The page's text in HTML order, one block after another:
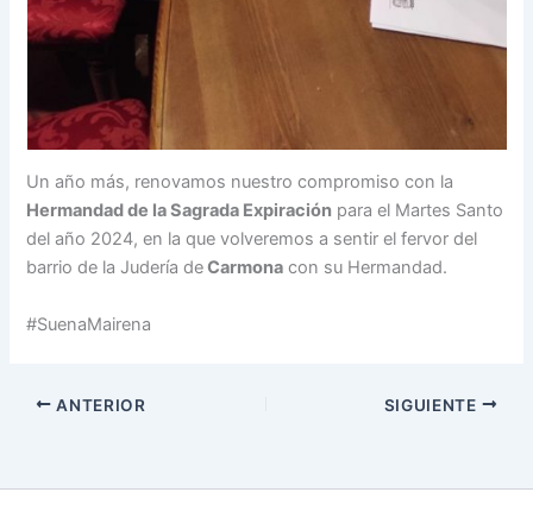
Un año más, renovamos nuestro compromiso con la
Hermandad de la Sagrada Expiración para el Martes Santo
del año 2024, en la que volveremos a sentir el fervor del
barrio de la Judería deCarmona con su Hermandad.
#SuenaMairena
ANTERIOR SIGUIENTE